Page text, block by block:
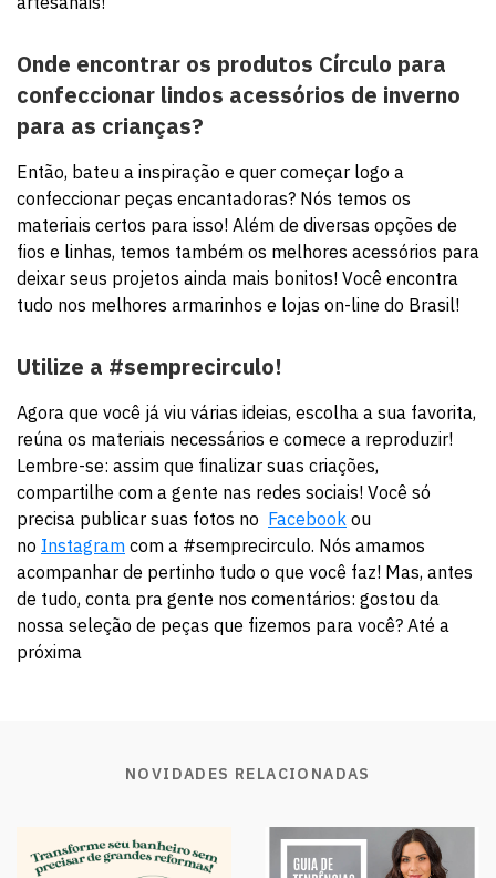
Onde encontrar os produtos Círculo para
confeccionar lindos acessórios de inverno
para as crianças?
Então, bateu a inspiração e quer começar logo a
confeccionar peças encantadoras? Nós temos os
materiais certos para isso! Além de diversas opções de
fios e linhas, temos também os melhores acessórios para
deixar seus projetos ainda mais bonitos! Você encontra
tudo nos melhores armarinhos e lojas on-line do Brasil!
Utilize a #semprecirculo!
Agora que você já viu várias ideias, escolha a sua favorita,
reúna os materiais necessários e comece a reproduzir!
Lembre-se: assim que finalizar suas criações,
compartilhe com a gente nas redes sociais! Você só
precisa publicar suas fotos no Facebook ou
no Instagram com a #semprecirculo. Nós amamos
acompanhar de pertinho tudo o que você faz! Mas, antes
de tudo, conta pra gente nos comentários: gostou da
nossa seleção de peças que fizemos para você? Até a
próxima
NOVIDADES RELACIONADAS